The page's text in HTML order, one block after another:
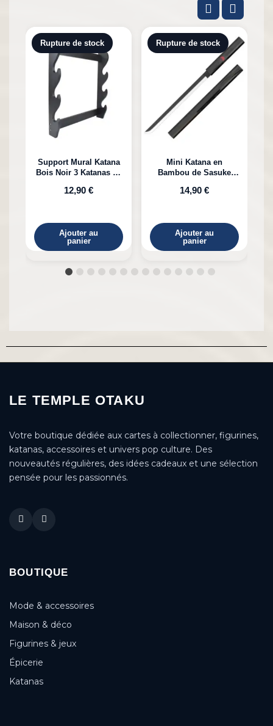
Rupture de stock
Support Mural Katana
Bois Noir 3 Katanas en
12,90 €
Ajouter au
panier
Rupture de stock
Mini Katana en
Bambou de Sasuke
14,90 €
Ajouter au
panier
LE TEMPLE OTAKU
Votre boutique dédiée aux cartes à collectionner, figurines,
katanas, accessoires et univers pop culture. Des
nouveautés régulières, des idées cadeaux et une sélection
pensée pour les passionnés.
BOUTIQUE
Mode & accessoires
Maison & déco
Figurines & jeux
Épicerie
Katanas